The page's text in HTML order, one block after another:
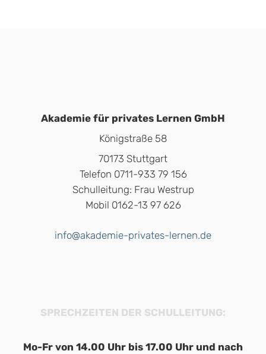
Akademie für privates Lernen GmbH
Königstraße 58
70173 Stuttgart
Telefon 0711-933 79 156
Schulleitung: Frau Westrup
Mobil 0162-13 97 626
info@akademie-privates-lernen.de
SPRECHZEITEN DER SCHULLEITUNG:
Mo-Fr von 14.00 Uhr bis 17.00 Uhr und nach